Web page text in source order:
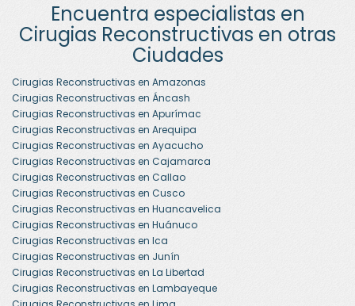
Encuentra especialistas en
Cirugias Reconstructivas en otras
Ciudades
Cirugias Reconstructivas en Amazonas
Cirugias Reconstructivas en Áncash
Cirugias Reconstructivas en Apurímac
Cirugias Reconstructivas en Arequipa
Cirugias Reconstructivas en Ayacucho
Cirugias Reconstructivas en Cajamarca
Cirugias Reconstructivas en Callao
Cirugias Reconstructivas en Cusco
Cirugias Reconstructivas en Huancavelica
Cirugias Reconstructivas en Huánuco
Cirugias Reconstructivas en Ica
Cirugias Reconstructivas en Junín
Cirugias Reconstructivas en La Libertad
Cirugias Reconstructivas en Lambayeque